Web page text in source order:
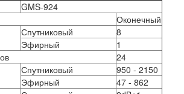
GMS-924
Оконечный
Спутниковый
8
Эфирный
1
24
Спутниковый
950 - 2150
Эфирный
47 - 862